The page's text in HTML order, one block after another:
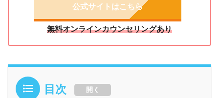
公式サイトはこちら
無料オンラインカウンセリングあり
目次 開く